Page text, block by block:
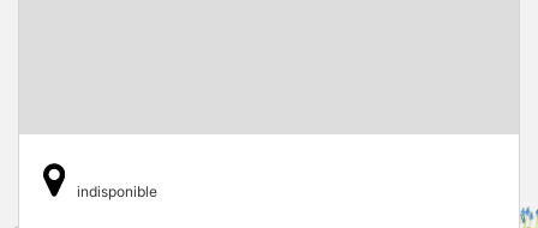
indisponible